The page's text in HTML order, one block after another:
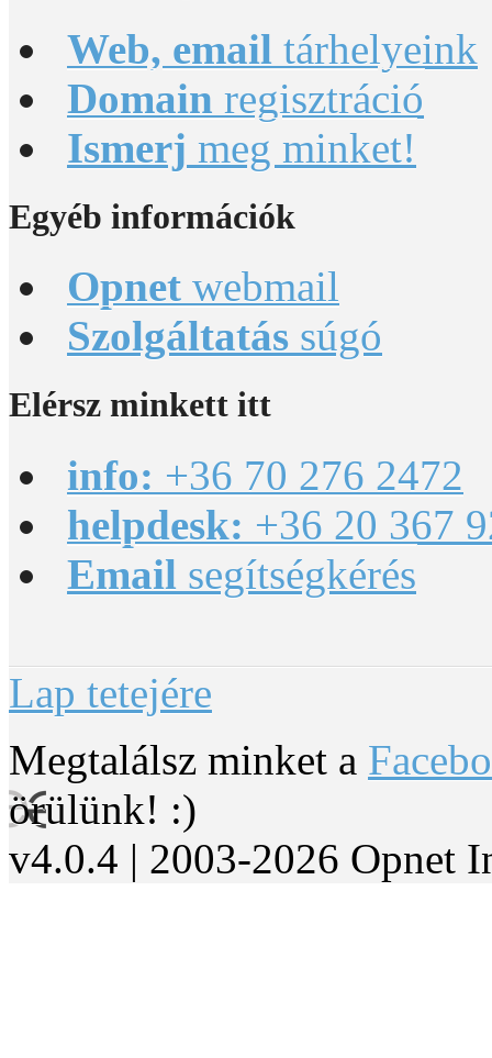
Web, email tárhelyeink
Domain regisztráció
Ismerj meg minket!
Egyéb információk
Opnet webmail
Szolgáltatás súgó
Elérsz minkett itt
info: +36 70 276 2472
helpdesk: +36 20 367
Email segítségkérés
Lap tetejére
Megtalálsz minket a
örülünk! :)
v4.0.4 | 2003-2026 Opnet